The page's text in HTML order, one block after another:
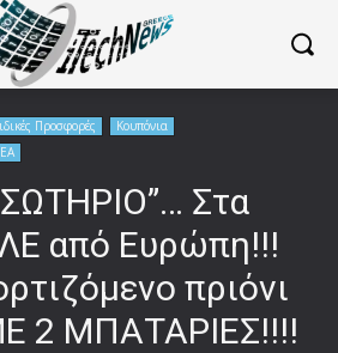
Προσφορές
Κουπόνια
Στα
από Ευρώπη!!!
πριόνι
2 ΜΠΑΤΑΡΙΕΣ!!!!